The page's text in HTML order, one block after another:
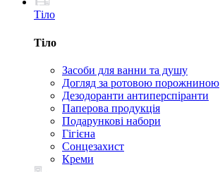
Тіло
Тіло
Засоби для ванни та душу
Догляд за ротовою порожниною
Дезодоранти антиперспіранти
Паперова продукція
Подарункові набори
Гігієна
Сонцезахист
Креми